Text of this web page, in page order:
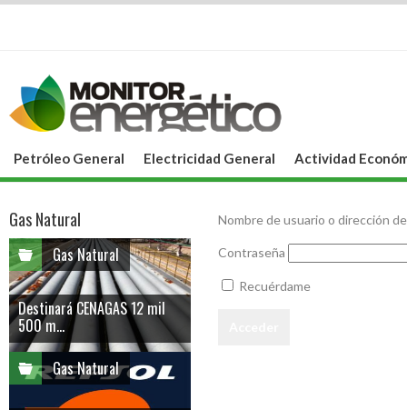
Petróleo General Electricidad General Actividad
Nombre de usuario o dirección
Contraseña
Recuérdame
Gas Natural
Gas Natural
Destinará CENAGAS 12 mil
500 m...
Gas Natural